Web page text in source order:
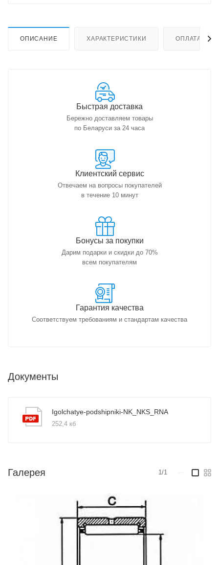
ОПИСАНИЕ ХАРАКТЕРИСТИКИ ОПЛАТА
Быстрая доставка
Бережно доставляем товары
по Беларуси за 24 часа
Клиентский сервис
Отвечаем на вопросы покупателей
в течение 10 минут
Бонусы за покупки
Дарим подарки и скидки до 70%
всем покупателям
Гарантия качества
Соответствуем требованиям и стандартам качества
Документы
Igolchatye-podshipniki-NK_NKS_RNA
252,4 кб
Галерея 1/1